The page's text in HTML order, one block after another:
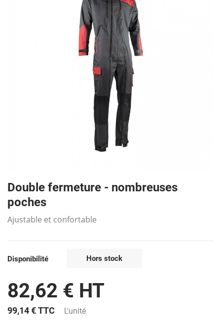
Double fermeture - nombreuses
poches
Ajustable et confortable
Disponibilité Hors stock
82,62 € HT
99,14 €TTC L'unité